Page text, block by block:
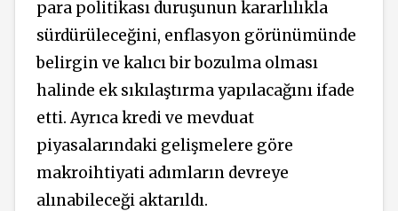
para politikası duruşunun kararlılıkla
sürdürüleceğini, enflasyon görünümünde
belirgin ve kalıcı bir bozulma olması
halinde ek sıkılaştırma yapılacağını ifade
etti. Ayrıca kredi ve mevduat
piyasalarındaki gelişmelere göre
makroihtiyati adımların devreye
alınabileceği aktarıldı.